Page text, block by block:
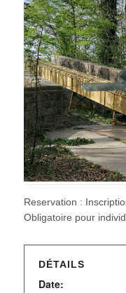
Reservation :
Obligatoire pour
DÉTAILS
Date: